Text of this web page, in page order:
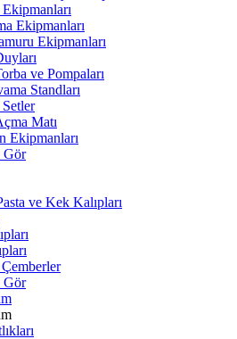
Ekipmanları
Ekipmanları
ve Pompaları
Standları
Matı
Ekipmanları
Gör
ve Kek Kalıpları
Gör